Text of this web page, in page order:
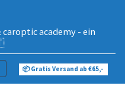
academy - ein
📦 Gratis Versand ab €65,-